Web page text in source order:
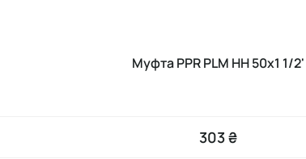
Муфта PPR PLM НН 50х1 1/2'
303 ₴